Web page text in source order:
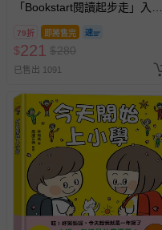
「Bookstart閱讀起步走」入選
79折 即將售完
$221 $280
已售出 1091